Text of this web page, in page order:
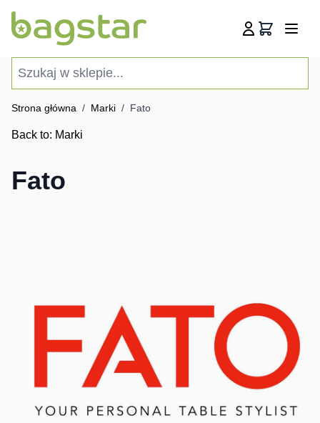
Koszyk
Strona główna / Marki / Fato
Back to: Marki
Fato